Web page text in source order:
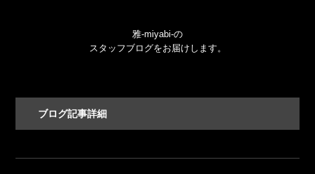
雅-miyabi-の
スタッフブログをお届けします。
ブログ記事詳細